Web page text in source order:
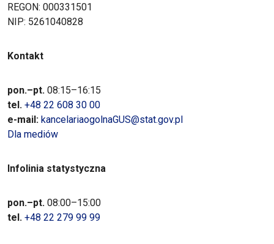
REGON: 000331501
NIP: 5261040828
Kontakt
pon.–pt. 08:15–16:15
tel. +48 22 608 30 00
e-mail: kancelariaogolnaGUS@stat.gov.pl
Dla mediów
Infolinia statystyczna
pon.–pt. 08:00–15:00
tel. +48 22 279 99 99